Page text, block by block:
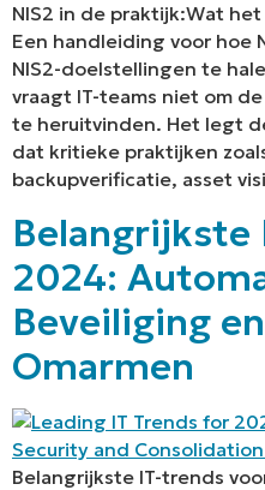
NIS2 in de praktijk:Wat
Een handleiding voor hoe
NIS2-doelstellingen te
vraagt IT-teams niet om
te heruitvinden. Het legt
dat kritieke praktijken
backupverificatie, asset
2024:
Beveiliging
Omarmen
Belangrijkste IT-trends